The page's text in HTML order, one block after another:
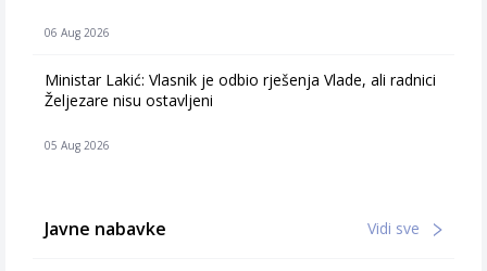
06 Aug 2026
Ministar Lakić: Vlasnik je odbio rješenja Vlade, ali radnici
Željezare nisu ostavljeni
05 Aug 2026
Javne nabavke Vidi sve